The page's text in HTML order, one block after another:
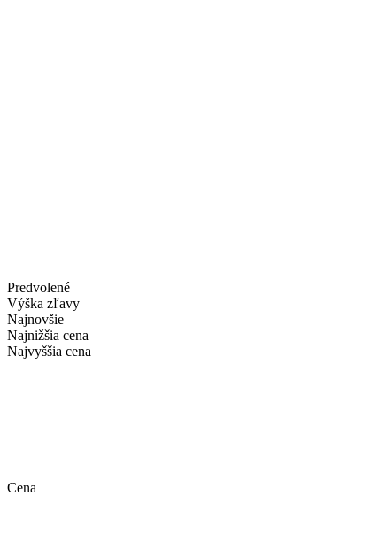
Predvolené
Výška zľavy
Najnovšie
Najnižšia cena
Najvyššia cena
Cena